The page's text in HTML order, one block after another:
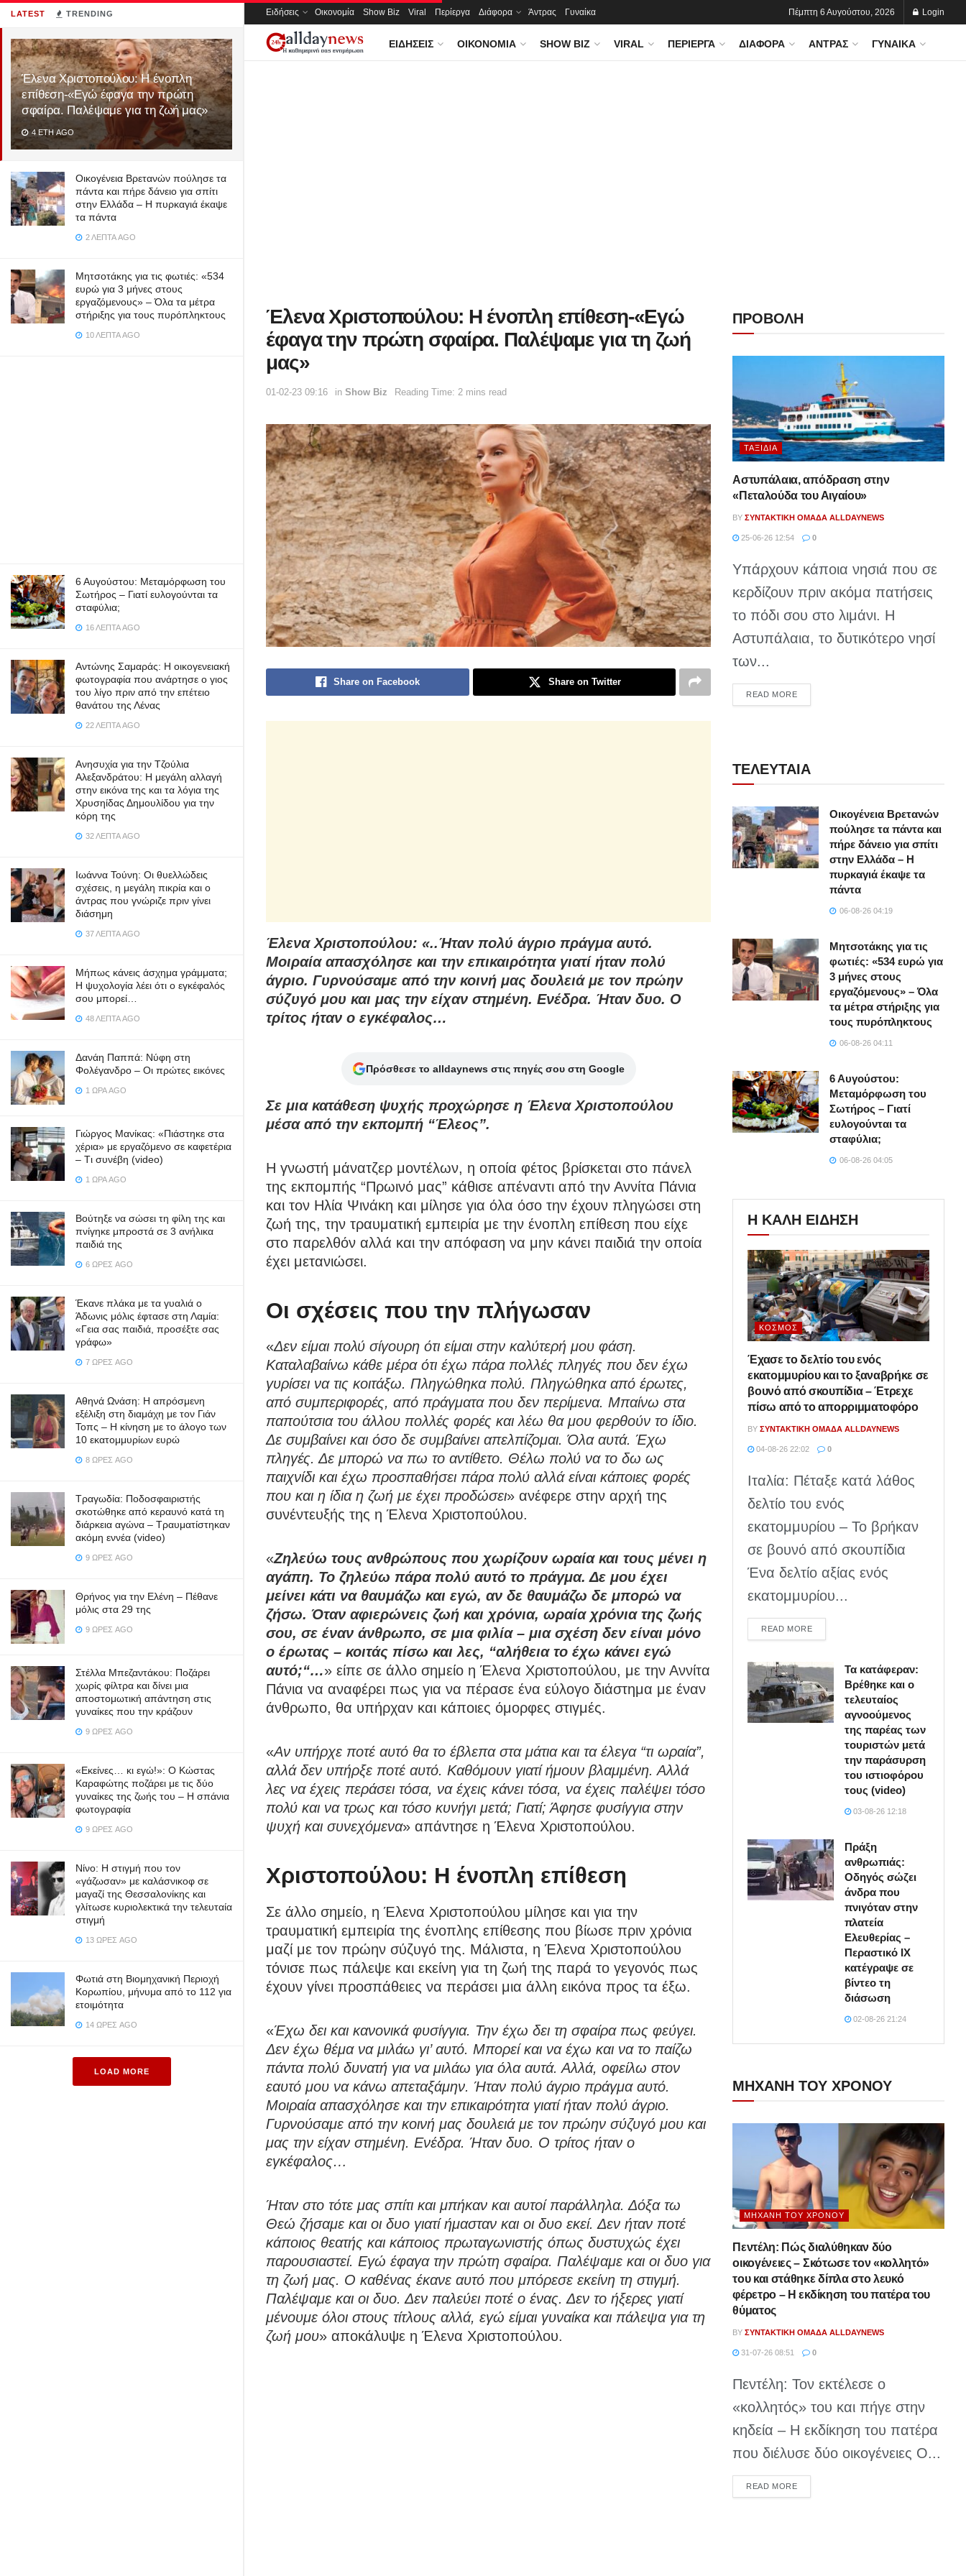
LATEST TRENDING
Έλενα Χριστοπούλου: Η ένοπλη
επίθεση-«Εγώ έφαγα την πρώτη
σφαίρα. Παλέψαμε για τη ζωή μας»
4 ΈΤΗ AGO
Οικογένεια Βρετανών πούλησε τα
πάντα και πήρε δάνειο για σπίτι
στην Ελλάδα – Η πυρκαγιά έκαψε
τα πάντα
2 ΛΕΠΤΆ AGO
Μητσοτάκης για τις φωτιές: «534
ευρώ για 3 μήνες στους
εργαζόμενους» – Όλα τα μέτρα
στήριξης για τους πυρόπληκτους
10 ΛΕΠΤΆ AGO
6 Αυγούστου: Μεταμόρφωση του
Σωτήρος – Γιατί ευλογούνται τα
σταφύλια;
16 ΛΕΠΤΆ AGO
Αντώνης Σαμαράς: Η οικογενειακή
φωτογραφία που ανάρτησε ο γιος
του λίγο πριν από την επέτειο
θανάτου της Λένας
22 ΛΕΠΤΆ AGO
Ανησυχία για την Τζούλια
Αλεξανδράτου: Η μεγάλη αλλαγή
στην εικόνα της και τα λόγια της
Χρυσηίδας Δημουλίδου για την
κόρη της
32 ΛΕΠΤΆ AGO
Ιωάννα Τούνη: Οι θυελλώδεις
σχέσεις, η μεγάλη πικρία και ο
άντρας που γνώριζε πριν γίνει
διάσημη
37 ΛΕΠΤΆ AGO
Μήπως κάνεις άσχημα γράμματα;
Η ψυχολογία λέει ότι ο εγκέφαλός
σου μπορεί…
48 ΛΕΠΤΆ AGO
Δανάη Παππά: Νύφη στη
Φολέγανδρο – Οι πρώτες εικόνες
1 ΏΡΑ AGO
Γιώργος Μανίκας: «Πιάστηκε στα
χέρια» με εργαζόμενο σε καφετέρια
– Tι συνέβη (video)
1 ΏΡΑ AGO
Βούτηξε να σώσει τη φίλη της και
πνίγηκε μπροστά σε 3 ανήλικα
παιδιά της
6 ΏΡΕΣ AGO
Έκανε πλάκα με τα γυαλιά ο
Άδωνις μόλις έφτασε στη Λαμία:
«Γεια σας παιδιά, προσέξτε σας
γράφω»
7 ΏΡΕΣ AGO
Αθηνά Ωνάση: Η απρόσμενη
εξέλιξη στη διαμάχη με τον Γιάν
Τοπς – Η κίνηση με το άλογο των
10 εκατομμυρίων ευρώ
8 ΏΡΕΣ AGO
Τραγωδία: Ποδοσφαιριστής
σκοτώθηκε από κεραυνό κατά τη
διάρκεια αγώνα – Τραυματίστηκαν
ακόμη εννέα (video)
9 ΏΡΕΣ AGO
Θρήνος για την Ελένη – Πέθανε
μόλις στα 29 της
9 ΏΡΕΣ AGO
Στέλλα Μπεζαντάκου: Ποζάρει
χωρίς φίλτρα και δίνει μια
αποστομωτική απάντηση στις
γυναίκες που την κράζουν
9 ΏΡΕΣ AGO
«Εκείνες… κι εγώ!»: Ο Κώστας
Καραφώτης ποζάρει με τις δύο
γυναίκες της ζωής του – Η σπάνια
φωτογραφία
9 ΏΡΕΣ AGO
Νίνο: Η στιγμή που τον
«γάζωσαν» με καλάσνικοφ σε
μαγαζί της Θεσσαλονίκης και
γλίτωσε κυριολεκτικά την τελευταία
στιγμή
13 ΏΡΕΣ AGO
Φωτιά στη Βιομηχανική Περιοχή
Κορωπίου, μήνυμα από το 112 για
ετοιμότητα
14 ΏΡΕΣ AGO
LOAD MORE
Ειδήσεις Οικονομία Show Biz Viral Περίεργα Διάφορα Άντρας Γυναίκα Πέμπτη 6 Αυγούστου, 2026 Login
ΕΙΔΉΣΕΙΣ ΟΙΚΟΝΟΜΊΑ SHOW BIZ VIRAL ΠΕΡΊΕΡΓΑ ΔΙΆΦΟΡΑ ΆΝΤΡΑΣ ΓΥΝΑΊΚΑ
Έλενα Χριστοπούλου: Η ένοπλη επίθεση-«Εγώ
έφαγα την πρώτη σφαίρα. Παλέψαμε για τη ζωή
μας»
01-02-23 09:16 in Show Biz Reading Time: 2 mins read
Share on Facebook Share on Twitter
Έλενα Χριστοπούλου: «..Ήταν πολύ άγριο πράγμα αυτό.
Μοιραία απασχόλησε και την επικαιρότητα γιατί ήταν πολύ
άγριο. Γυρνούσαμε από την κοινή μας δουλειά με τον πρώην
σύζυγό μου και μας την είχαν στημένη. Ενέδρα. Ήταν δυο. Ο
τρίτος ήταν ο εγκέφαλος…
Πρόσθεσε το alldaynews στις πηγές σου στη Google
Σε μια κατάθεση ψυχής προχώρησε η Έλενα Χριστοπούλου
μέσα από την εκπομπή “Έλεος”.
Η γνωστή μάνατζερ μοντέλων, η οποία φέτος βρίσκεται στο πάνελ
της εκπομπής “Πρωινό μας” κάθισε απέναντι από την Αννίτα Πάνια
και τον Ηλία Ψινάκη και μίλησε για όλα όσο την έχουν πληγώσει στη
ζωή της, την τραυματική εμπειρία με την ένοπλη επίθεση που είχε
στο παρελθόν αλλά και την απόφαση να μην κάνει παιδιά την οποία
έχει μετανιώσει.
Οι σχέσεις που την πλήγωσαν
«Δεν είμαι πολύ σίγουρη ότι είμαι στην καλύτερή μου φάση.
Καταλαβαίνω κάθε μέρα ότι έχω πάρα πολλές πληγές που δεν έχω
γυρίσει να τις κοιτάξω. Πληγώθηκα πολύ. Πληγώθηκα από έρωτες,
από συμπεριφορές, από πράγματα που δεν περίμενα. Μπαίνω στα
παπούτσια του άλλου πολλές φορές και λέω θα μου φερθούν το ίδιο.
Δε συμβαίνει και όσο δε συμβαίνει απελπίζομαι. Όλα αυτά. Έχω
πληγές. Δε μπορώ να πω το αντίθετο. Θέλω πολύ να το δω ως
παιχνίδι και έχω προσπαθήσει πάρα πολύ αλλά είναι κάποιες φορές
που και η ίδια η ζωή με έχει προδώσει» ανέφερε στην αρχή της
συνέντευξής της η Έλενα Χριστοπούλου.
«Ζηλεύω τους ανθρώπους που χωρίζουν ωραία και τους μένει η
αγάπη. Το ζηλεύω πάρα πολύ αυτό το πράγμα. Δε μου έχει
μείνει κάτι να θαυμάζω και εγώ, αν δε θαυμάζω δε μπορώ να
ζήσω. Όταν αφιερώνεις ζωή και χρόνια, ωραία χρόνια της ζωής
σου, σε έναν άνθρωπο, σε μια φιλία – μια σχέση δεν είναι μόνο
ο έρωτας – κοιτάς πίσω και λες, “αλήθεια το έχω κάνει εγώ
αυτό;“…» είπε σε άλλο σημείο η Έλενα Χριστοπούλου, με την Αννίτα
Πάνια να αναφέρει πως για να πέρασε ένα εύλογο διάστημα με έναν
άνθρωπο, θα υπήρχαν και κάποιες όμορφες στιγμές.
«Αν υπήρχε ποτέ αυτό θα το έβλεπα στα μάτια και τα έλεγα “τι ωραία”,
αλλά δεν υπήρξε ποτέ αυτό. Καθόμουν γιατί ήμουν βλαμμένη. Αλλά
λες να έχεις περάσει τόσα, να έχεις κάνει τόσα, να έχεις παλέψει τόσο
πολύ και να τρως και τόσο κυνήγι μετά; Γιατί; Άφησε φυσίγγια στην
ψυχή και συνεχόμενα» απάντησε η Έλενα Χριστοπούλου.
Χριστοπούλου: Η ένοπλη επίθεση
Σε άλλο σημείο, η Έλενα Χριστοπούλου μίλησε και για την
τραυματική εμπειρία της ένοπλης επίθεσης που βίωσε πριν χρόνια
μαζί με τον πρώην σύζυγό της. Μάλιστα, η Έλενα Χριστοπούλου
τόνισε πως πάλεψε και εκείνη για τη ζωή της παρά το γεγονός πως
έχουν γίνει προσπάθειες να περάσει μια άλλη εικόνα προς τα έξω.
«Έχω δει και κανονικά φυσίγγια. Την έχω δει τη σφαίρα πως φεύγει.
Δεν έχω θέμα να μιλάω γι’ αυτό. Μπορεί και να έχω και να το παίζω
πάντα πολύ δυνατή για να μιλάω για όλα αυτά. Αλλά, οφείλω στον
εαυτό μου να κάνω απεταξάμην. Ήταν πολύ άγριο πράγμα αυτό.
Μοιραία απασχόλησε και την επικαιρότητα γιατί ήταν πολύ άγριο.
Γυρνούσαμε από την κοινή μας δουλειά με τον πρώην σύζυγό μου και
μας την είχαν στημένη. Ενέδρα. Ήταν δυο. Ο τρίτος ήταν ο
εγκέφαλος…
Ήταν στο τότε μας σπίτι και μπήκαν και αυτοί παράλληλα. Δόξα τω
Θεώ ζήσαμε και οι δυο γιατί ήμασταν και οι δυο εκεί. Δεν ήταν ποτέ
κάποιος θεατής και κάποιος πρωταγωνιστής όπως δυστυχώς έχει
παρουσιαστεί. Εγώ έφαγα την πρώτη σφαίρα. Παλέψαμε και οι δυο για
τη ζωή μας. Ο καθένας έκανε αυτό που μπόρεσε εκείνη τη στιγμή.
Παλέψαμε και οι δυο. Δεν παλεύει ποτέ ο ένας. Δεν το ήξερες γιατί
μένουμε όλοι στους τίτλους αλλά, εγώ είμαι γυναίκα και πάλεψα για τη
ζωή μου» αποκάλυψε η Έλενα Χριστοπούλου.
ΠΡΟΒΟΛΗ
ΤΑΞΊΔΙΑ
Αστυπάλαια, απόδραση στην
«Πεταλούδα του Αιγαίου»
BY ΣΥΝΤΑΚΤΙΚΉ ΟΜΆΔΑ ALLDAYNEWS
25-06-26 12:54 0
Υπάρχουν κάποια νησιά που σε
κερδίζουν πριν ακόμα πατήσεις
το πόδι σου στο λιμάνι. Η
Αστυπάλαια, το δυτικότερο νησί
των...
READ MOREDETAILS
ΤΕΛΕΥΤΑΙΑ
Οικογένεια Βρετανών
πούλησε τα πάντα και
πήρε δάνειο για σπίτι
στην Ελλάδα – Η
πυρκαγιά έκαψε τα
πάντα
06-08-26 04:19
Μητσοτάκης για τις
φωτιές: «534 ευρώ για
3 μήνες στους
εργαζόμενους» – Όλα
τα μέτρα στήριξης για
τους πυρόπληκτους
06-08-26 04:11
6 Αυγούστου:
Μεταμόρφωση του
Σωτήρος – Γιατί
ευλογούνται τα
σταφύλια;
06-08-26 04:05
Η ΚΑΛΗ ΕΙΔΗΣΗ
ΚΌΣΜΟΣ
Έχασε το δελτίο του ενός
εκατομμυρίου και το ξαναβρήκε σε
βουνό από σκουπίδια – Έτρεχε
πίσω από το απορριμματοφόρο
BY ΣΥΝΤΑΚΤΙΚΉ ΟΜΆΔΑ ALLDAYNEWS
04-08-26 22:02 0
Ιταλία: Πέταξε κατά λάθος
δελτίο του ενός
εκατομμυρίου – Το βρήκαν
σε βουνό από σκουπίδια
Ένα δελτίο αξίας ενός
εκατομμυρίου...
READ MOREDETAILS
Τα κατάφεραν:
Βρέθηκε και ο
τελευταίος
αγνοούμενος
της παρέας των
τουριστών μετά
την παράσυρση
του ιστιοφόρου
τους (video)
03-08-26 12:18
Πράξη
ανθρωπιάς:
Οδηγός σώζει
άνδρα που
πνιγόταν στην
πλατεία
Ελευθερίας –
Περαστικό ΙΧ
κατέγραψε σε
βίντεο τη
διάσωση
02-08-26 21:24
ΜΗΧΑΝΗ ΤΟΥ ΧΡΟΝΟΥ
ΜΗΧΑΝΉ ΤΟΥ ΧΡΌΝΟΥ
Πεντέλη: Πώς διαλύθηκαν δύο
οικογένειες – Σκότωσε τον «κολλητό»
του και στάθηκε δίπλα στο λευκό
φέρετρο – Η εκδίκηση του πατέρα του
θύματος
BY ΣΥΝΤΑΚΤΙΚΉ ΟΜΆΔΑ ALLDAYNEWS
31-07-26 08:51 0
Πεντέλη: Τον εκτέλεσε ο
«κολλητός» του και πήγε στην
κηδεία – Η εκδίκηση του πατέρα
που διέλυσε δύο οικογένειες Ο...
READ MOREDETAILS